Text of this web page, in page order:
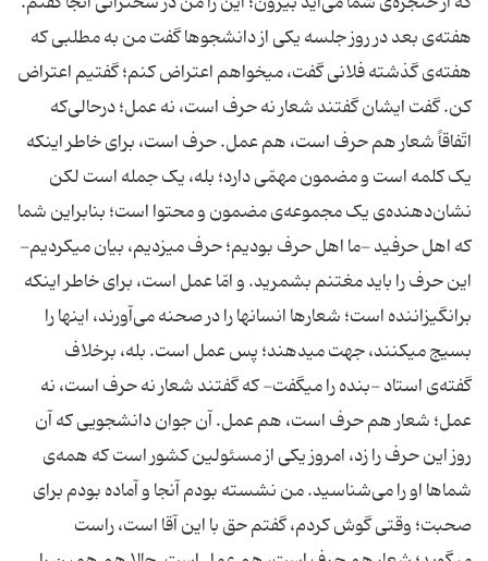
هفته‌ی بعد در روز جلسه یکی از دانشجوها گفت من به مطلبی که
هفته‌ی گذشته فلانی گفت، میخواهم اعتراض کنم؛ گفتیم اعتراض
کن. گفت ایشان گفتند شعار نه حرف است، نه عمل؛ درحالی‌که
اتّفاقاً شعار هم حرف است، هم عمل. حرف است، برای خاطر اینکه
یک کلمه است و مضمون مهمّی دارد؛ بله، یک جمله است لکن
نشان‌دهنده‌ی یک مجموعه‌ی مضمون و محتوا است؛ بنابراین شما
که اهل حرفید -ما اهل حرف بودیم؛ حرف میزدیم، بیان میکردیم-
این حرف را باید مغتنم بشمرید. و امّا عمل است، برای خاطر اینکه
برانگیزاننده است؛ شعارها انسانها را در صحنه می‌آورند، اینها را
بسیج میکنند، جهت میدهند؛ پس عمل است. بله، برخلاف
گفته‌ی استاد -بنده را میگفت- که گفتند شعار نه حرف است، نه
عمل؛ شعار هم حرف است، هم عمل. آن جوان دانشجویی که آن
روز این حرف را زد، امروز یکی از مسئولین کشور است که همه‌ی
شماها او را می‌شناسید. من نشسته بودم آنجا و آماده بودم برای
صحبت؛ وقتی گوش کردم، گفتم حق با این آقا است، راست